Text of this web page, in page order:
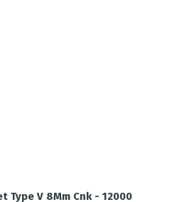
Type V 8Mm Cnk - 12000